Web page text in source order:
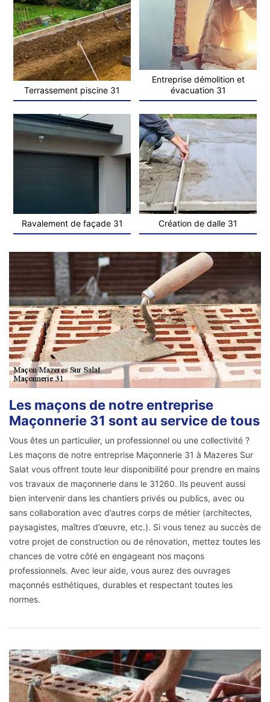
Terrassement piscine 31
Entreprise démolition et
évacuation 31
Ravalement de façade 31 Création de dalle 31
Les maçons de notre entreprise
Maçonnerie 31 sont au service de tous
Vous êtes un particulier, un professionnel ou une collectivité ?
Les maçons de notre entreprise Maçonnerie 31 à Mazeres Sur
Salat vous offrent toute leur disponibilité pour prendre en mains
vos travaux de maçonnerie dans le 31260. Ils peuvent aussi
bien intervenir dans les chantiers privés ou publics, avec ou
sans collaboration avec d’autres corps de métier (architectes,
paysagistes, maîtres d’œuvre, etc.). Si vous tenez au succès de
votre projet de construction ou de rénovation, mettez toutes les
chances de votre côté en engageant nos maçons
professionnels. Avec leur aide, vous aurez des ouvrages
maçonnés esthétiques, durables et respectant toutes les
normes.